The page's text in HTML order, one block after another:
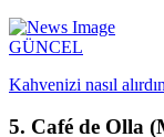
GÜNCEL
Kahvenizi nasıl
5. Café de Olla